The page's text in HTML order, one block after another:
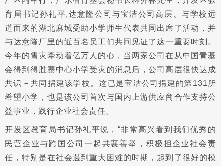
育局书记孙礼平,达意隆公司与宝洁公司高层、与学校远
道而来的湖北麻城受助小学师生代表共同出席了活动，并
与达意隆厂里的近百名员工们共同见证了这一重要时刻。
今年的雪灾牵动着亿万人的心，当两家公司在从中国青基
会得到得胜寨中心小学受灾的消息后，公司高层很快达成
共识－共同捐建该学校。这已是宝洁公司捐建的第131所
希望小学，也是该公司首次与国内上游供应商合作支持公
益事业，践行企业社会责任。
开发区教育局书记孙礼平说，“非常高兴看到我们优秀的
民营企业与跨国公司一起共襄善举，积极担企业社会责
任，特别是在社会遇到重大困难的时期，起到了很好的模